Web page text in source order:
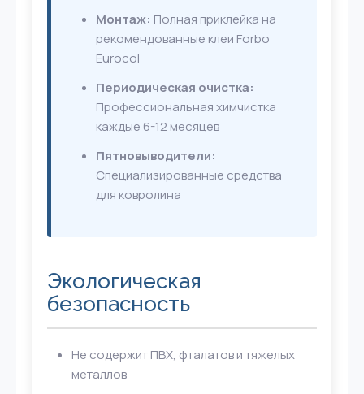
Монтаж: Полная приклейка на
рекомендованные клеи Forbo
Eurocol
Периодическая очистка:
Профессиональная химчистка
каждые 6-12 месяцев
Пятновыводители:
Специализированные средства
для ковролина
Экологическая
безопасность
Не содержит ПВХ, фталатов и тяжелых
металлов